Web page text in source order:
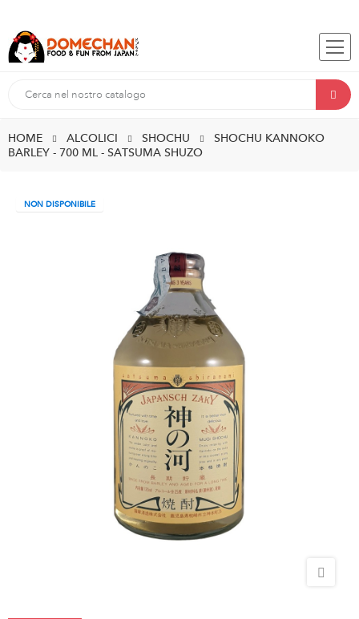
HOME ALCOLICI SHOCHU
SHOCHU KANNOKO
BARLEY - 700 ML - SATSUMA SHUZO
NON DISPONIBILE